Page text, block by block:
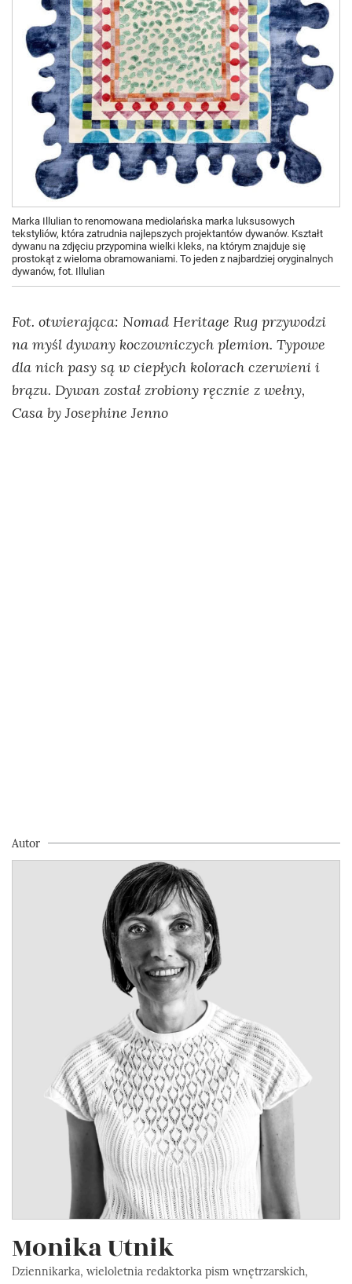
Marka Illulian to renomowana mediolańska marka luksusowych
tekstyliów, która zatrudnia najlepszych projektantów dywanów. Kształt
dywanu na zdjęciu przypomina wielki kleks, na którym znajduje się
prostokąt z wieloma obramowaniami. To jeden z najbardziej oryginalnych
dywanów, fot. Illulian
Fot. otwierająca: Nomad Heritage Rug przywodzi
na myśl dywany koczowniczych plemion. Typowe
dla nich pasy są w ciepłych kolorach czerwieni i
brązu. Dywan został zrobiony ręcznie z wełny,
Casa by Josephine Jenno
Autor
Monika Utnik
Dziennikarka, wieloletnia redaktorka pism wnętrzarskich,